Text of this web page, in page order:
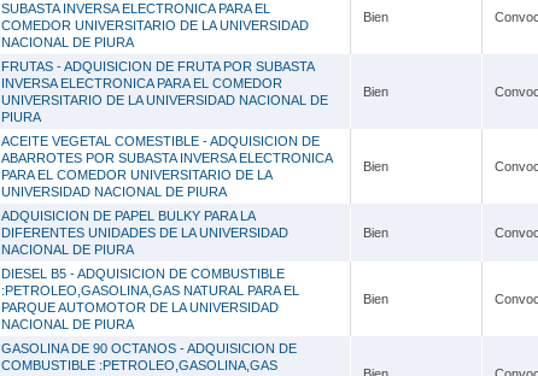
SUBASTA INVERSA ELECTRONICA PARA EL
COMEDOR UNIVERSITARIO DE LA UNIVERSIDAD
NACIONAL DE PIURA
Bien
FRUTAS - ADQUISICION DE FRUTA POR SUBASTA
INVERSA ELECTRONICA PARA EL COMEDOR
UNIVERSITARIO DE LA UNIVERSIDAD NACIONAL DE
PIURA
Bien
ACEITE VEGETAL COMESTIBLE - ADQUISICION DE
ABARROTES POR SUBASTA INVERSA ELECTRONICA
PARA EL COMEDOR UNIVERSITARIO DE LA
UNIVERSIDAD NACIONAL DE PIURA
Bien
ADQUISICION DE PAPEL BULKY PARA LA
DIFERENTES UNIDADES DE LA UNIVERSIDAD
NACIONAL DE PIURA
Bien
DIESEL B5 - ADQUISICION DE COMBUSTIBLE
:PETROLEO,GASOLINA,GAS NATURAL PARA EL
PARQUE AUTOMOTOR DE LA UNIVERSIDAD
NACIONAL DE PIURA
Bien
GASOLINA DE 90 OCTANOS - ADQUISICION DE
COMBUSTIBLE :PETROLEO,GASOLINA,GAS